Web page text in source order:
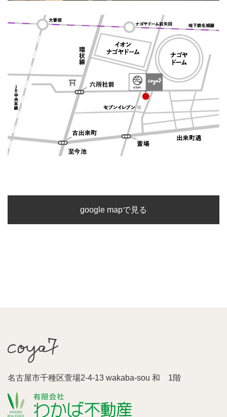
google mapで見る
名古屋市千種区萱場2-4-13 wakaba-sou 和 1階